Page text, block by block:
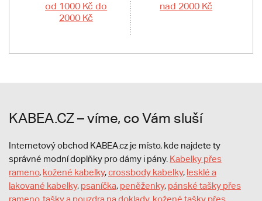
od 1000 Kč do
2000 Kč
nad 2000 Kč
KABEA.CZ – víme, co Vám sluší
Internetový obchod KABEA.cz je místo, kde najdete ty
správné modní doplňky pro dámy i pány. Kabelky přes
rameno, kožené kabelky,crossbody kabelky, lesklé a
lakované kabelky, psaníčka, peněženky, pánské tašky přes
rameno,tašky a pouzdra na doklady, kožené tašky přes